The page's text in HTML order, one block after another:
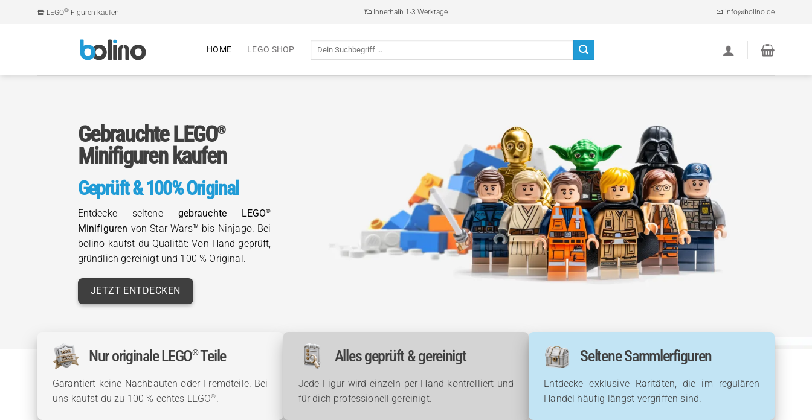
LEGO® Figuren kaufen Innerhalb 1-3 Werktage info@bolino.de
HOME LEGO SHOP
Suche
Gebrauchte LEGO®
Minifiguren kaufen
Geprüft & 100% Original
Entdecke seltene gebrauchte LEGO®
Minifiguren von Star Wars™ bis Ninjago. Bei
bolino kaufst du Qualität: Von Hand geprüft,
gründlich gereinigt und 100 % Original.
JETZT ENTDECKEN
Nur originale LEGO®Teile
Garantiert keine Nachbauten oder Fremdteile. Bei
uns kaufst du zu 100 % echtes LEGO®.
Alles geprüft & gereinigt
Jede Figur wird einzeln per Hand kontrolliert und
für dich professionell gereinigt.
Seltene Sammlerfiguren
Entdecke exklusive Raritäten, die im regulären
Handel häufig längst vergriffen sind.